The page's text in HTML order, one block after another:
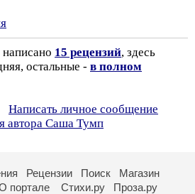
15 рецензий, здесь
остальные - в полном
Написать личное сообщение
автора Саша Тумп
Рецензии Поиск
Магазин
портале Стихи.ру Проза.ру